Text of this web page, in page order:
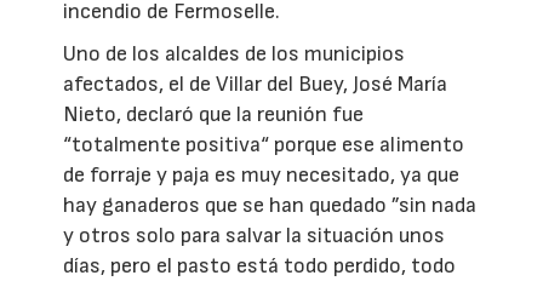
incendio de Fermoselle.
Uno de los alcaldes de los municipios
afectados, el de Villar del Buey, José María
Nieto, declaró que la reunión fue
“totalmente positiva“ porque ese alimento
de forraje y paja es muy necesitado, ya que
hay ganaderos que se han quedado ”sin nada
y otros solo para salvar la situación unos
días, pero el pasto está todo perdido, todo